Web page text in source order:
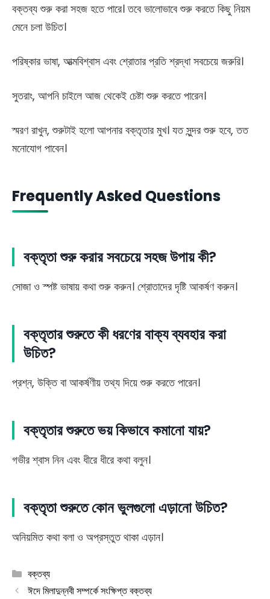
বক্তব্য শুরু করা সহজ হতে পারে। তবে ভালোভাবে শুরু করতে কিছু নিয়ম
মেনে চলা উচিত।
পরিষ্কার ভাষা, আত্মবিশ্বাস এবং শ্রোতার প্রতি শ্রদ্ধা সবচেয়ে জরুরি।
সুতরাং, আপনি চাইলে আজ থেকেই চেষ্টা শুরু করতে পারেন।
স্মরণ রাখুন, শুরুটাই হলো আপনার বক্তৃতার মুখ। যত সুন্দর শুরু হবে, তত
মনোযোগ পাবেন।
Frequently Asked Questions
বক্তৃতা শুরু করার সবচেয়ে সহজ উপায় কী?
সোজা ও স্পষ্ট ভাষায় কথা শুরু করুন। শ্রোতাদের দৃষ্টি আকর্ষণ করুন।
বক্তৃতার শুরুতে কী ধরণের বাক্য ব্যবহার করা
উচিত?
প্রশ্ন, উক্তি বা আকর্ষণীয় তথ্য দিয়ে শুরু করতে পারেন।
বক্তৃতার শুরুতে ভয় কিভাবে কমানো যায়?
গভীর শ্বাস নিন এবং ধীরে ধীরে কথা বলুন।
বক্তৃতা শুরুতে কোন ভুলগুলো এড়ানো উচিত?
অনিয়মিত কথা বলা ও অপ্রস্তুত থাকা এড়ান।
Categories
বক্তব্য
ঈদে মিলাদুন্নবী সম্পর্কে সংক্ষিপ্ত বক্তব্য